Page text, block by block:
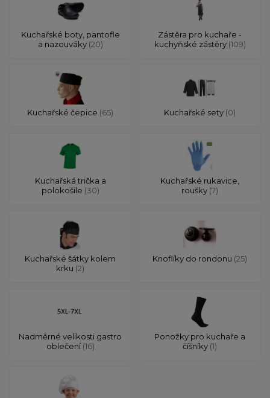
Kuchařské boty, pantofle
a nazouváky (20)
Zástěra pro kuchaře -
kuchyňské zástěry (109)
Kuchařské čepice (65) Kuchařské sety (0)
Kuchařská trička a
polokošile (30)
Kuchařské rukavice,
roušky (7)
Kuchařské šátky kolem
krku (2)
Knoflíky do rondonu (25)
Nadměrné velikosti gastro
oblečení(16)
Ponožky pro kuchaře a
číšníky (1)